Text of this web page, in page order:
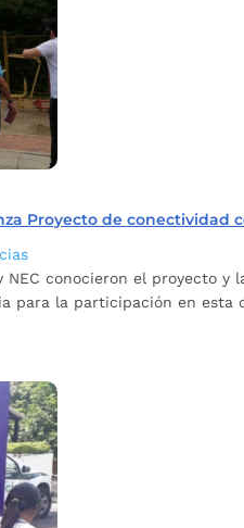
Proyecto de conectividad
NEC conocieron el
para la participación en